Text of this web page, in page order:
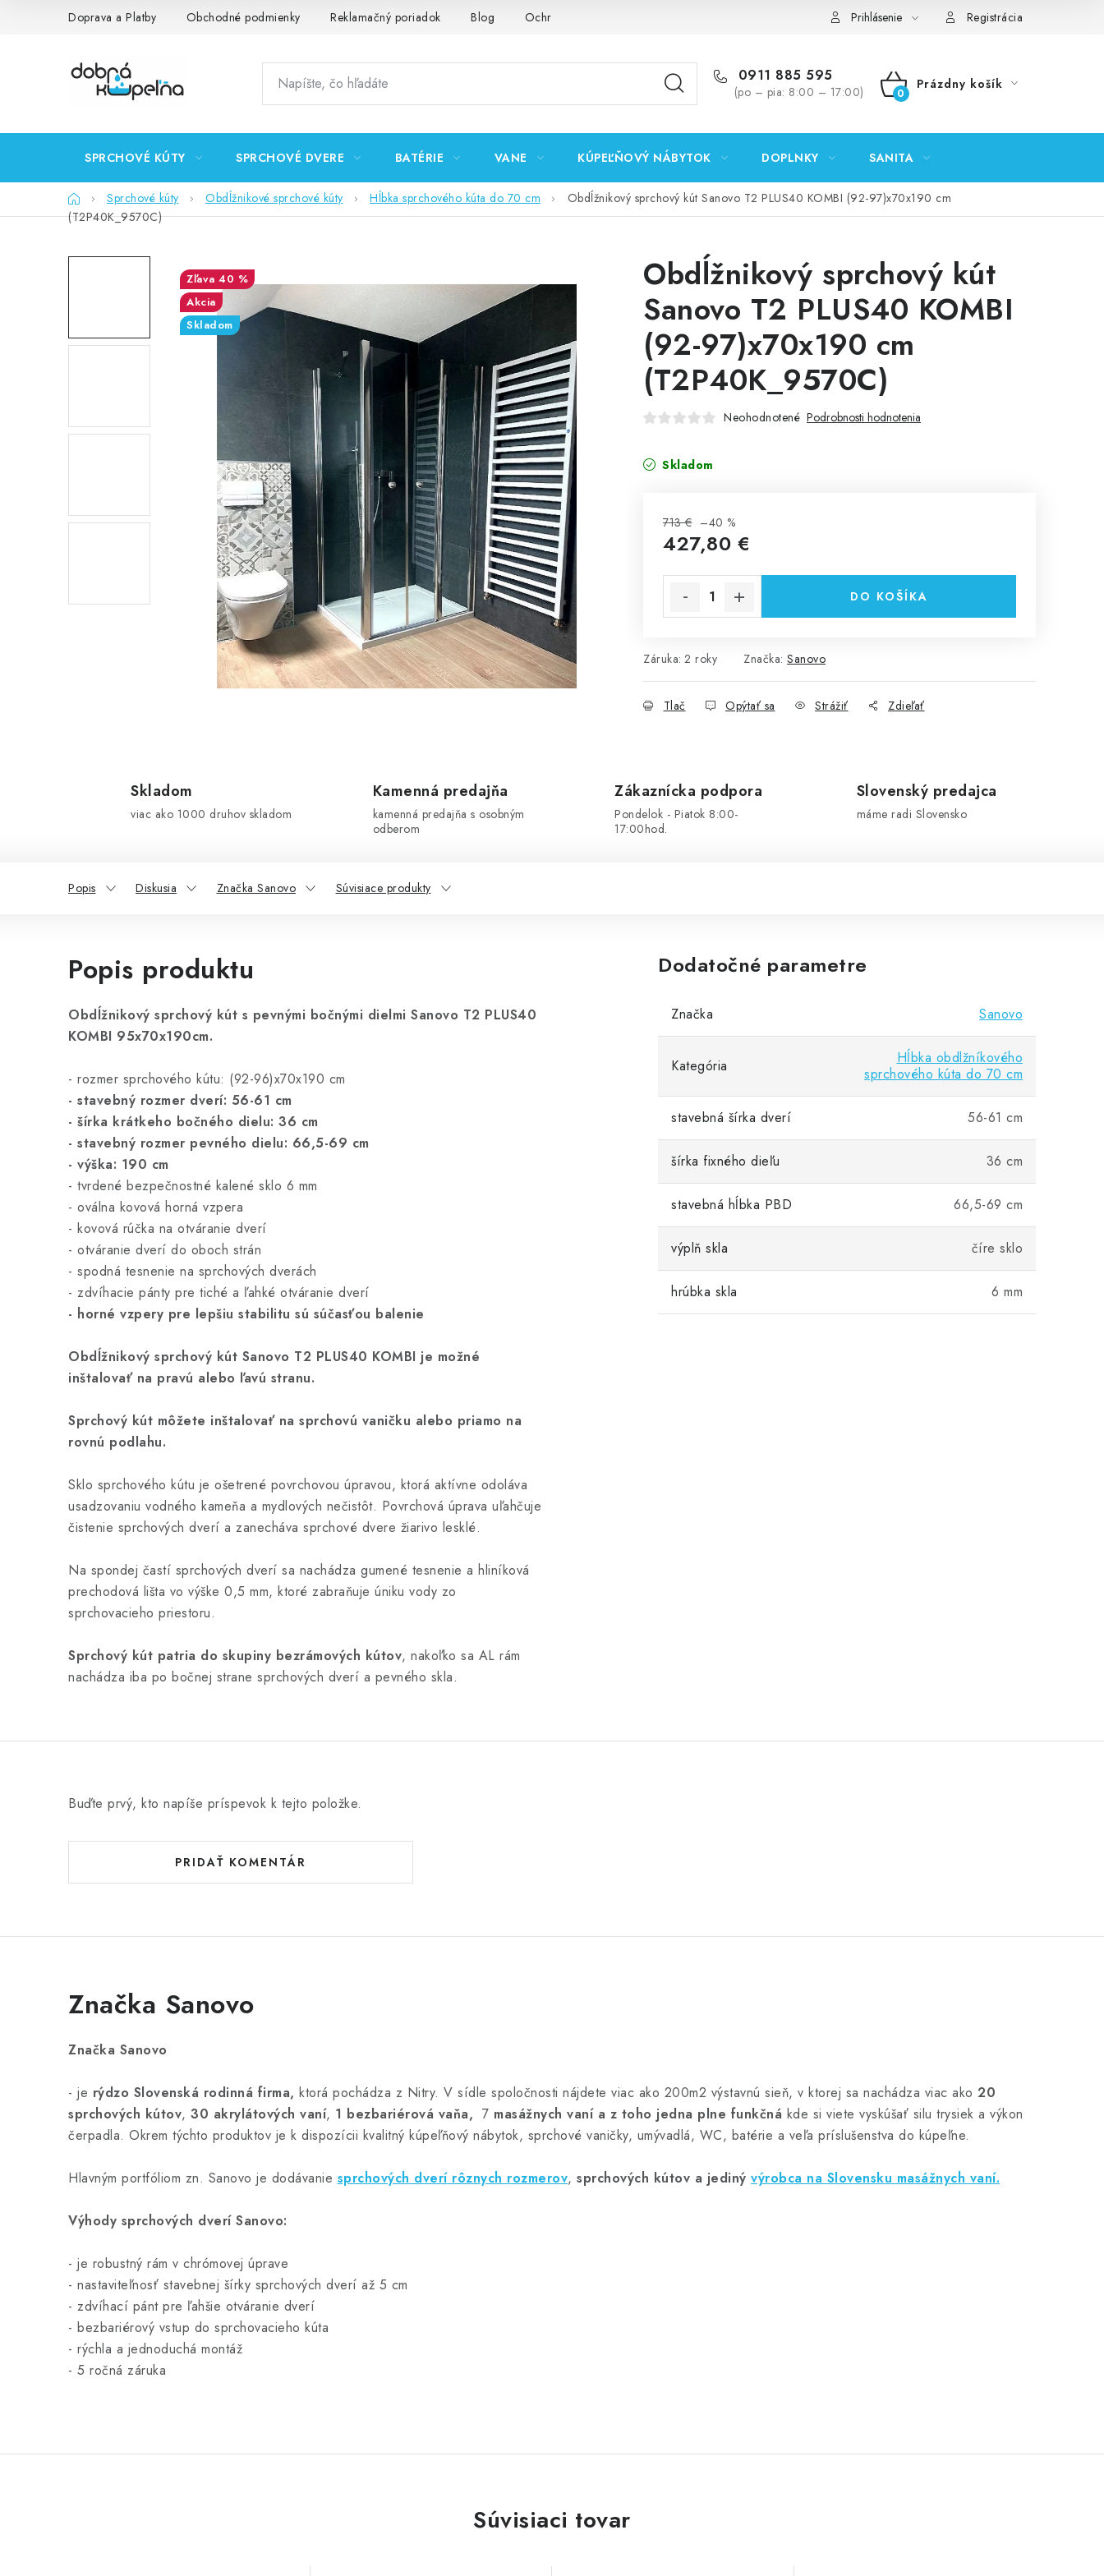
Doprava a Platby Obchodné podmienky Reklamačný poriadok Blog Ochrana osobných údajov GDPR Predajňa Nitra Formulár na vrátenie tovaru
Prihlásenie Registrácia
0911 885 595
(po – pia: 8:00 – 17:00)
NÁKUPNÝ
Prázdny košík
SPRCHOVÉ KÚTY SPRCHOVÉ DVERE BATÉRIE VANE KÚPEĽŇOVÝ NÁBYTOK DOPLNKY SANITA
DomovSprchové kúty Obdĺžnikové sprchové kúty Hĺbka sprchového kúta do 70 cm
Obdĺžnikový sprchový kút Sanovo T2 PLUS40 KOMBI (92-97)x70x190 cm
(T2P40K_9570C)
Obdĺžnikový sprchový kút
Sanovo T2 PLUS40 KOMBI
(92-97)x70x190 cm
(T2P40K_9570C)
Neohodnotené Podrobnosti hodnotenia
Skladom
713 € –40 %
427,80 €
DO KOŠÍKA
Záruka: 2 roky Značka: Sanovo
Tlač Opýtať sa Strážiť Zdieľať
40 %
Akcia
Skladom
Skladom
viac ako 1000 druhov skladom
Kamenná predajňa
kamenná predajňa s osobným
odberom
Zákaznícka podpora
Pondelok - Piatok 8:00-
17:00hod.
Slovenský predajca
máme radi Slovensko
Popis Diskusia Značka Sanovo Súvisiace produkty
Popis produktu
Obdĺžnikový sprchový kút s pevnými bočnými dielmi Sanovo T2 PLUS40
KOMBI 95x70x190cm.
- rozmer sprchového kútu: (92-96)x70x190 cm
- stavebný rozmer dverí: 56-61 cm
- šírka krátkeho bočného dielu: 36 cm
- stavebný rozmer pevného dielu: 66,5-69 cm
- výška: 190 cm
- tvrdené bezpečnostné kalené sklo 6 mm
- oválna kovová horná vzpera
- kovová rúčka na otváranie dverí
- otváranie dverí do oboch strán
- spodná tesnenie na sprchových dverách
- zdvíhacie pánty pre tiché a ľahké otváranie dverí
- horné vzpery pre lepšiu stabilitu sú súčasťou balenie
Obdĺžnikový sprchový kút Sanovo T2 PLUS40 KOMBI je možné
inštalovať na pravú alebo ľavú stranu.
Sprchový kút môžete inštalovať na sprchovú vaničku alebo priamo na
rovnú podlahu.
Sklo sprchového kútu je ošetrené povrchovou úpravou, ktorá aktívne odoláva
usadzovaniu vodného kameňa a mydlových nečistôt. Povrchová úprava uľahčuje
čistenie sprchových dverí a zanecháva sprchové dvere žiarivo lesklé.
Na spondej častí sprchových dverí sa nachádza gumené tesnenie a hliníková
prechodová lišta vo výške 0,5 mm, ktoré zabraňuje úniku vody zo
sprchovacieho priestoru.
Sprchový kút patria do skupiny bezrámových kútov, nakoľko sa AL rám
nachádza iba po bočnej strane sprchových dverí a pevného skla.
Dodatočné parametre
Značka Sanovo
Kategória
Hĺbka obdlžníkového
sprchového kúta do 70 cm
stavebná šírka dverí 56-61 cm
šírka fixného dieľu 36 cm
stavebná hĺbka PBD 66,5-69 cm
výplň skla číre sklo
hrúbka skla 6 mm
Buďte prvý, kto napíše príspevok k tejto položke.
PRIDAŤ KOMENTÁR
Značka Sanovo
Značka Sanovo
- je rýdzo Slovenská rodinná firma, ktorá pochádza z Nitry. V sídle spoločnosti nájdete viac ako 200m2 výstavnú sieň, v ktorej sa nachádza viac ako 20
sprchových kútov, 30 akrylátových vaní, 1 bezbariérová vaňa, 7 masážnych vaní a z toho jedna plne funkčná kde si viete vyskúšať silu trysiek a výkon
čerpadla. Okrem týchto produktov je k dispozícii kvalitný kúpeľňový nábytok, sprchové vaničky, umývadlá, WC, batérie a veľa príslušenstva do kúpeľne.
Hlavným portfóliom zn. Sanovo je dodávanie sprchových dverí rôznych rozmerov, sprchových kútov a jediný výrobca na Slovensku masážnych vaní.
Výhody sprchových dverí Sanovo:
- je robustný rám v chrómovej úprave
- nastaviteľnosť stavebnej šírky sprchových dverí až 5 cm
- zdvíhací pánt pre ľahšie otváranie dverí
- bezbariérový vstup do sprchovacieho kúta
- rýchla a jednoduchá montáž
- 5 ročná záruka
Súvisiaci tovar